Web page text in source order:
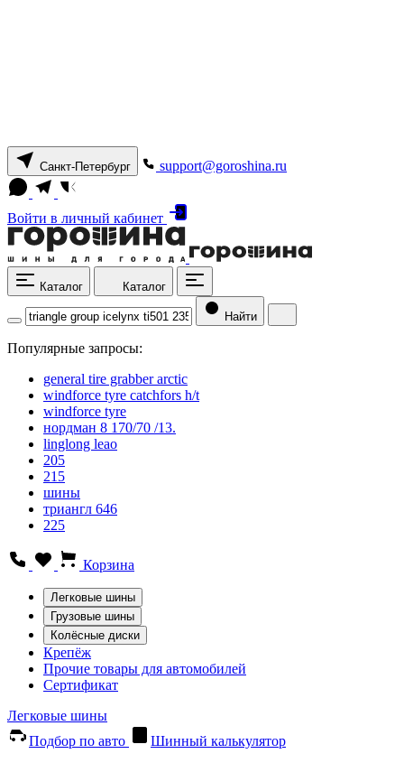
Санкт-Петербург support@goroshina.ru
Войти в личный кабинет
Каталог Каталог
Найти
Популярные запросы:
general tire grabber arctic
windforce tyre catchfors h/t
windforce tyre
нордман 8 170/70 /13.
linglong leao
205
215
шины
триангл 646
225
Корзина
Легковые шины
Грузовые шины
Колёсные диски
Крепёж
Прочие товары для автомобилей
Сертификат
Легковые шины
Подбор по авто
Шинный калькулятор